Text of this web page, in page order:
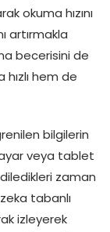
okuma hızını
artırmakla
becerisini de
hem de
bilgilerin
veya tablet
zaman
tabanlı
izleyerek